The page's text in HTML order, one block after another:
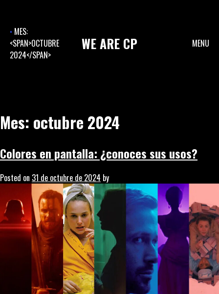
content
MES:
<SPAN>OCTUBRE
2024</SPAN>
WEARE CP MENU
Mes: octubre 2024
Colores en pantalla: ¿conoces sus usos?
Posted on 31 de octubre de 2024 by